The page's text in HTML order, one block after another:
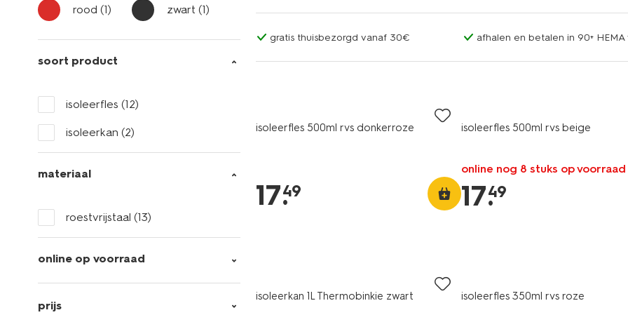
rood (1) zwart(1)
soort product
isoleerfles (12)
isoleerkan (2)
materiaal
roestvrijstaal (13)
online op voorraad
prijs
gratis thuisbezorgd vanaf 30€ afhalen en betalen in 90+ HEMA
isoleerfles 500ml rvs donkerroze
17.
49
isoleerfles 500ml rvs beige
online nog 8 stuks op voorraad
17.
49
isoleerkan 1L Thermobinkie zwart isoleerfles 350ml rvs roze